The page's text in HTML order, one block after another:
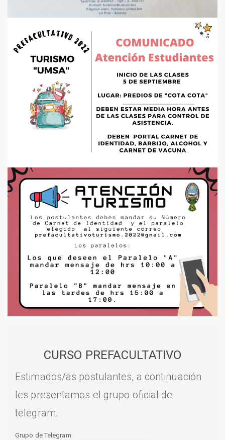
CURSO PREFACULTATIVO
Estimados/as postulantes, a continuación
les presentamos el grupo oficial de
telegram.
Grupo de Telegram: